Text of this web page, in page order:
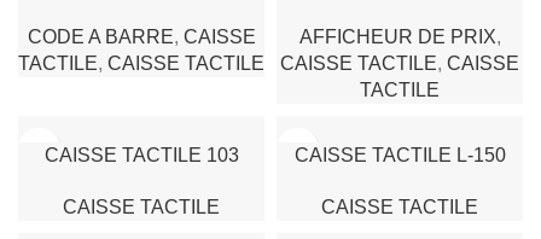
WIFI+LAN+AFFICHEUR SB
N500 OKPOS
CODE A BARRE, CAISSE
TACTILE, CAISSE TACTILE
AFFICHEUR CLIENT
POSLUX
AFFICHEUR DE PRIX,
CAISSE TACTILE, CAISSE
TACTILE
CAISSE TACTILE 103
AVEC AFFICHEUR CLIENT
CAISSE TACTILE
CAISSE TACTILE L-150
CAISSE TACTILE